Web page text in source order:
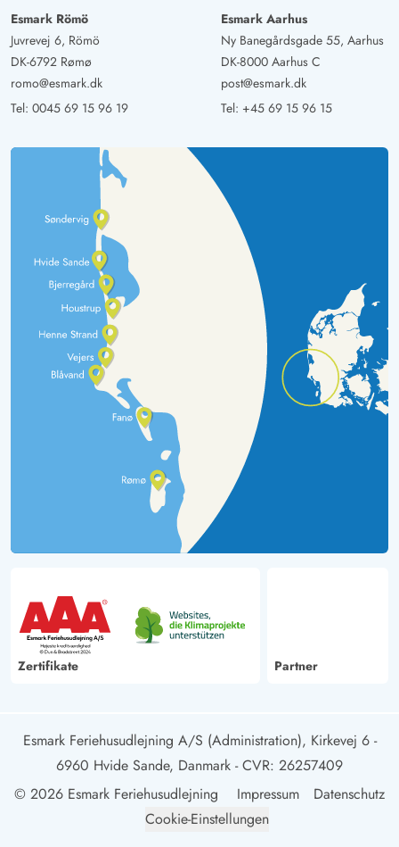
Esmark Römö
Juvrevej 6, Römö
DK-6792 Rømø
romo@esmark.dk
Tel: 0045 69 15 96 19
Esmark Aarhus
Ny Banegårdsgade 55, Aarhus
DK-8000 Aarhus C
post@esmark.dk
Tel: +45 69 15 96 15
Zertifikate Partner
Esmark Feriehusudlejning A/S (Administration), Kirkevej 6 -
6960 Hvide Sande, Danmark - CVR: 26257409
© 2026 Esmark Feriehusudlejning
Impressum
Datenschutz
Cookie-Einstellungen